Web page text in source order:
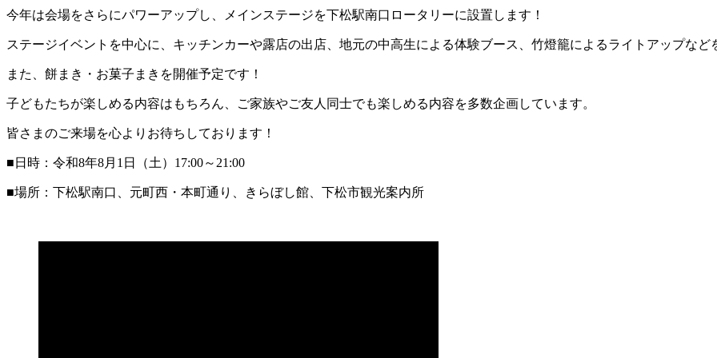
今年は会場をさらにパワーアップし、メインステージを下松駅南口ロータリーに設置します！
ステージイベントを中心に、キッチンカーや露店の出店、地元の中高生による体験ブース、竹燈籠によるライトアップなど
また、餅まき・お菓子まきを開催予定です！
子どもたちが楽しめる内容はもちろん、ご家族やご友人同士でも楽しめる内容を多数企画しています。
皆さまのご来場を心よりお待ちしております！
■日時：令和8年8月1日（土）17:00～21:00
■場所：下松駅南口、元町西・本町通り、きらぼし館、下松市観光案内所